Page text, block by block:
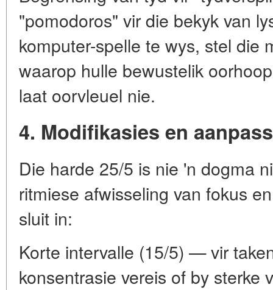
"pomodoros" vir die bekyk van
komputer-spelle te wys, stel die
waarop hulle bewustelik
laat oorvleuel nie.
4. Modifikasies en
Die harde 25/5 is nie 'n dogma
ritmiese afwisseling van fokus
sluit in:
Korte intervalle (15/5) — vir
konsentrasie vereis of by sterke